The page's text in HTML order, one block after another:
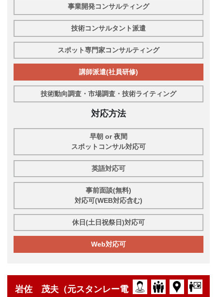
事業開発コンサルティング
技術コンサルタント派遣
スポット専門家コンサルティング
講師派遣(社員研修)
技術動向調査・市場調査・技術ライティング
対応方法
早朝 or 夜間
スポットコンサル対応可
英語対応可
事前面談(無料)
対応可(WEB対応含む)
休日(土日祝祭日)対応可
Web対応可
岩佐 茂夫（元スタンレー電